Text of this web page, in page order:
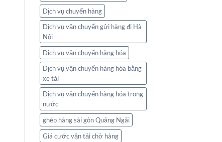
Dịch vụ chuyển hàng
Dịch vụ vận chuyển gửi hàng đi Hà
Nội
Dịch vụ vận chuyển hàng hóa
Dịch vụ vận chuyển hàng hóa bằng
xe tải
Dịch vụ vận chuyển hàng hóa trong
nước
ghép hàng sài gòn Quảng Ngãi
Giá cước vận tải chở hàng